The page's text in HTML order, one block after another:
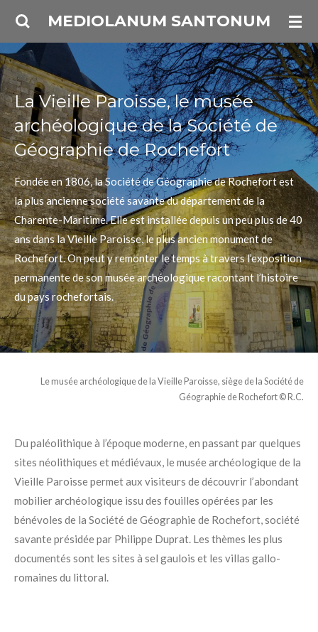
Passer
contenu
principal
MEDIOLANUM SANTONUM
La Vieille Paroisse, le musée
archéologique de la Société de
Géographie de Rochefort
Fondée en 1806, la Société de Géographie de Rochefort est
la plus ancienne société savante du département de la
Charente-Maritime. Elle est installée depuis un peu plus de 40
ans dans la Vieille Paroisse, le plus ancien monument de
Rochefort. On peut y remonter le temps à travers l’exposition
permanente de son musée archéologique racontant l’histoire
du pays rochefortais.
Le musée archéologique de la Vieille Paroisse, siège de la Société de
Géographie de Rochefort © R.C.
Du paléolithique à l’époque moderne, en passant par quelques
sites néolithiques et médiévaux, le musée archéologique de la
Vieille Paroisse permet aux visiteurs de découvrir l’abondant
mobilier archéologique issu des fouilles opérées par les
bénévoles de la Société de Géographie de Rochefort, société
savante présidée par Philippe Duprat. Les thèmes les plus
documentés sont les sites à sel gaulois et les villas gallo-
romaines du littoral.